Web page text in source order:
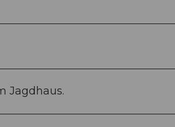
Jagdhaus.